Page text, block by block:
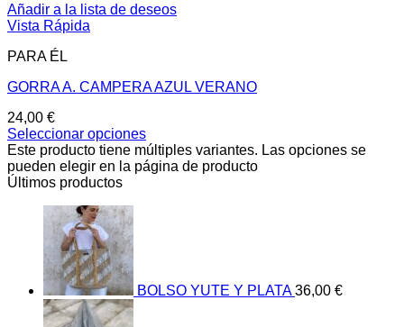
Añadir a la lista de deseos
Vista Rápida
PARA ÉL
GORRA A. CAMPERA AZUL VERANO
24,00 €
Seleccionar opciones
Este producto tiene múltiples variantes. Las opciones se
pueden elegir en la página de producto
Últimos productos
BOLSO YUTE Y PLATA 36,00 €